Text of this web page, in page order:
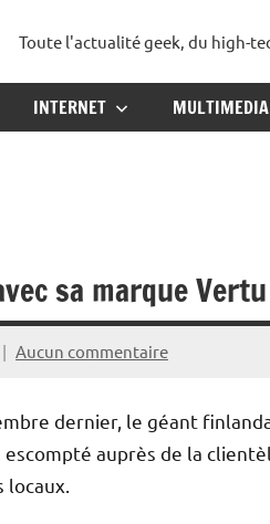
lebloggadget
Toute l'actualité geek, du high-
INTERNET MULTIMEDIA
sa marque Vertu
Aucun commentaire
dernier, le géant
escompté auprès de la